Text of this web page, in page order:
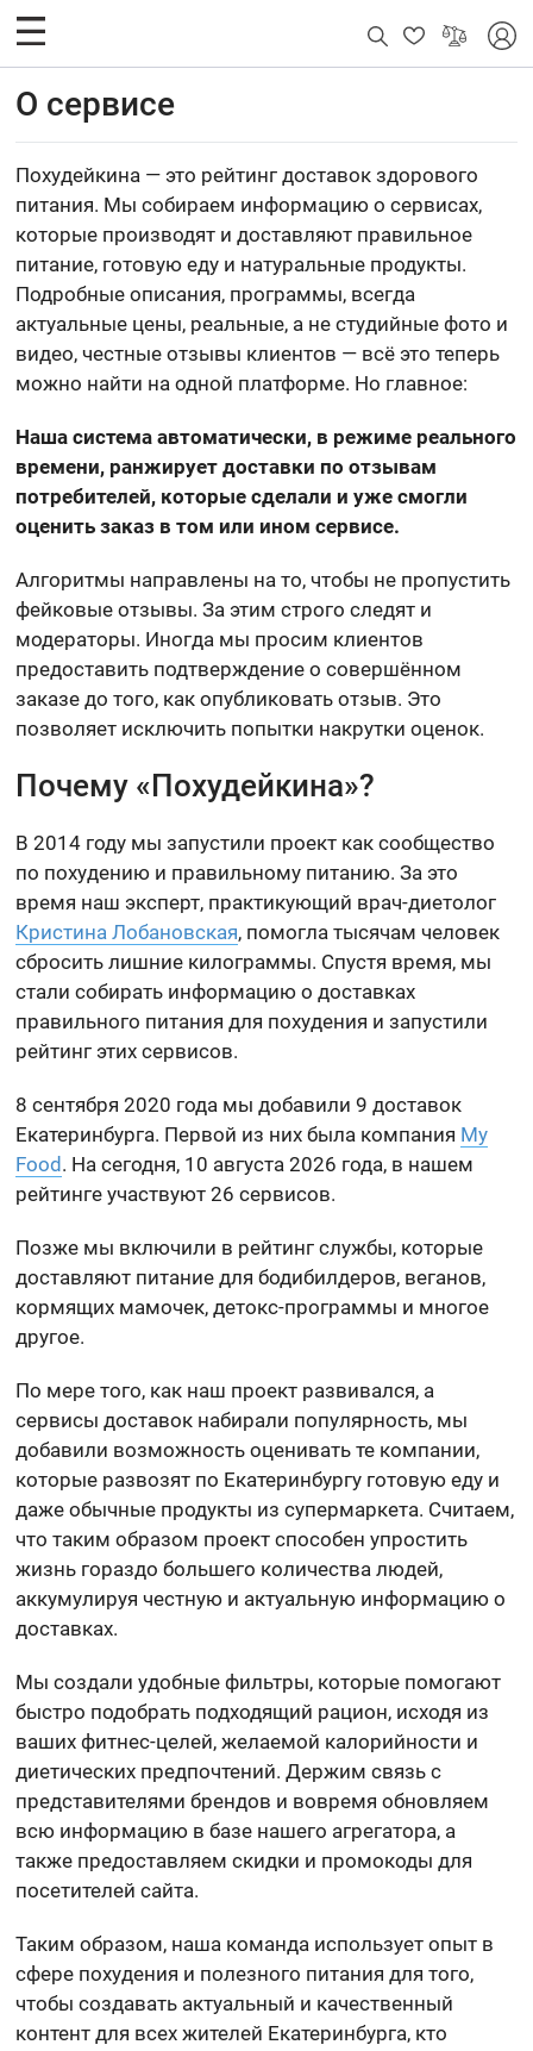
О сервисе
Похудейкина — это рейтинг доставок здорового
питания. Мы собираем информацию о сервисах,
которые производят и доставляют правильное
питание, готовую еду и натуральные продукты.
Подробные описания, программы, всегда
актуальные цены, реальные, а не студийные фото и
видео, честные отзывы клиентов — всё это теперь
можно найти на одной платформе. Но главное:
Наша система автоматически, в режиме реального
времени, ранжирует доставки по отзывам
потребителей, которые сделали и уже смогли
оценить заказ в том или ином сервисе.
Алгоритмы направлены на то, чтобы не пропустить
фейковые отзывы. За этим строго следят и
модераторы. Иногда мы просим клиентов
предоставить подтверждение о совершённом
заказе до того, как опубликовать отзыв. Это
позволяет исключить попытки накрутки оценок.
Почему «Похудейкина»?
В 2014 году мы запустили проект как сообщество
по похудению и правильному питанию. За это
время наш эксперт, практикующий врач-диетолог
Кристина Лобановская, помогла тысячам человек
сбросить лишние килограммы. Спустя время, мы
стали собирать информацию о доставках
правильного питания для похудения и запустили
рейтинг этих сервисов.
8 сентября 2020 года мы добавили 9 доставок
Екатеринбурга. Первой из них была компания My
Food . На сегодня, 10 августа 2026 года, в нашем
рейтинге участвуют 26 сервисов.
Позже мы включили в рейтинг службы, которые
доставляют питание для бодибилдеров, веганов,
кормящих мамочек, детокс-программы и многое
другое.
По мере того, как наш проект развивался, а
сервисы доставок набирали популярность, мы
добавили возможность оценивать те компании,
которые развозят по Екатеринбургу готовую еду и
даже обычные продукты из супермаркета. Считаем,
что таким образом проект способен упростить
жизнь гораздо большего количества людей,
аккумулируя честную и актуальную информацию о
доставках.
Мы создали удобные фильтры, которые помогают
быстро подобрать подходящий рацион, исходя из
ваших фитнес-целей, желаемой калорийности и
диетических предпочтений. Держим связь с
представителями брендов и вовремя обновляем
всю информацию в базе нашего агрегатора, а
также предоставляем скидки и промокоды для
посетителей сайта.
Таким образом, наша команда использует опыт в
сфере похудения и полезного питания для того,
чтобы создавать актуальный и качественный
контент для всех жителей Екатеринбурга, кто